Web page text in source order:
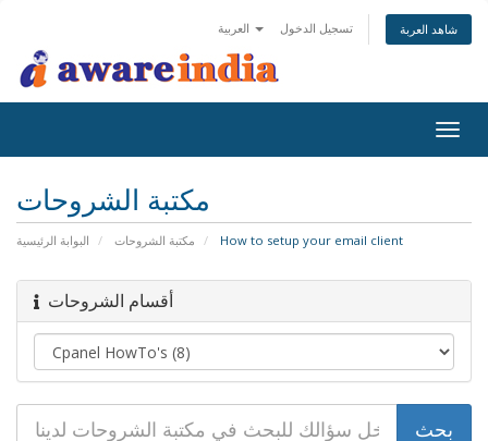
تسجيل الدخول شاهد العربة
مكتبة الشروحات
البوابة الرئيسية مكتبة الشروحات How to setup your email client
أقسام الشروحات